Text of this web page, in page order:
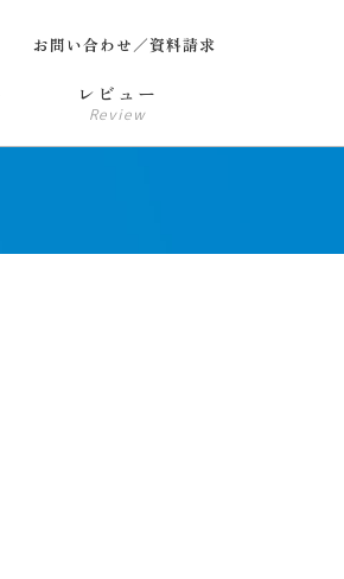
お問い合わせ／資料請求
レビュー
Review